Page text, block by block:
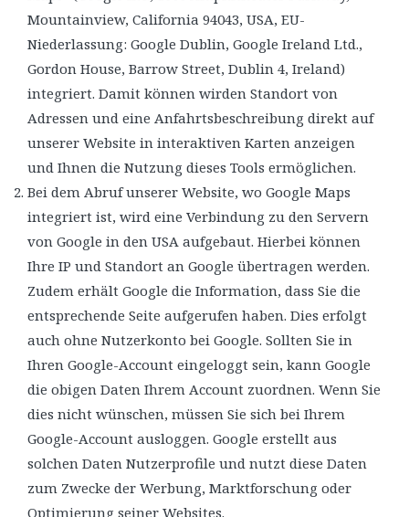
Mountainview, California 94043, USA, EU-
Niederlassung: Google Dublin, Google Ireland Ltd.,
Gordon House, Barrow Street, Dublin 4, Ireland)
integriert. Damit können wirden Standort von
Adressen und eine Anfahrtsbeschreibung direkt auf
unserer Website in interaktiven Karten anzeigen
und Ihnen die Nutzung dieses Tools ermöglichen.
Bei dem Abruf unserer Website, wo Google Maps
integriert ist, wird eine Verbindung zu den Servern
von Google in den USA aufgebaut. Hierbei können
Ihre IP und Standort an Google übertragen werden.
Zudem erhält Google die Information, dass Sie die
entsprechende Seite aufgerufen haben. Dies erfolgt
auch ohne Nutzerkonto bei Google. Sollten Sie in
Ihren Google-Account eingeloggt sein, kann Google
die obigen Daten Ihrem Account zuordnen. Wenn Sie
dies nicht wünschen, müssen Sie sich bei Ihrem
Google-Account ausloggen. Google erstellt aus
solchen Daten Nutzerprofile und nutzt diese Daten
zum Zwecke der Werbung, Marktforschung oder
Optimierung seiner Websites.